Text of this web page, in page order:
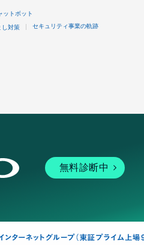
ットボット
し対策 セキュリティ事業の軌跡
無料診断中